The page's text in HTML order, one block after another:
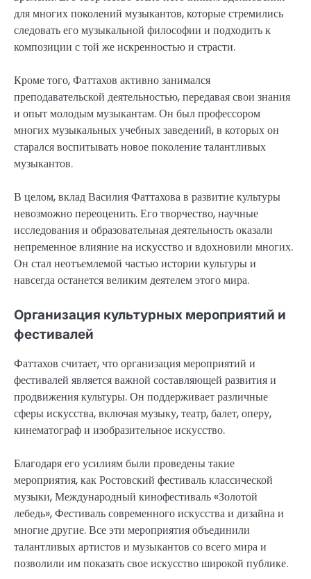
для многих поколений музыкантов, которые стремились
следовать его музыкальной философии и подходить к
композиции с той же искренностью и страсти.
Кроме того, Фаттахов активно занимался
преподавательской деятельностью, передавая свои знания
и опыт молодым музыкантам. Он был профессором
многих музыкальных учебных заведений, в которых он
старался воспитывать новое поколение талантливых
музыкантов.
В целом, вклад Василия Фаттахова в развитие культуры
невозможно переоценить. Его творчество, научные
исследования и образовательная деятельность оказали
непременное влияние на искусство и вдохновили многих.
Он стал неотъемлемой частью истории культуры и
навсегда останется великим деятелем этого мира.
Организация культурных мероприятий и
фестивалей
Фаттахов считает, что организация мероприятий и
фестивалей является важной составляющей развития и
продвижения культуры. Он поддерживает различные
сферы искусства, включая музыку, театр, балет, оперу,
кинематограф и изобразительное искусство.
Благодаря его усилиям были проведены такие
мероприятия, как Ростовский фестиваль классической
музыки, Международный кинофестиваль «Золотой
лебедь», Фестиваль современного искусства и дизайна и
многие другие. Все эти мероприятия объединили
талантливых артистов и музыкантов со всего мира и
позволили им показать свое искусство широкой публике.